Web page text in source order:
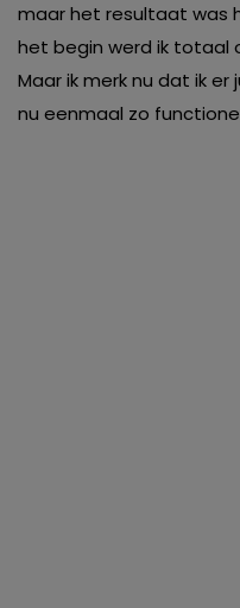
maar het resultaat was
het begin werd ik totaal
Maar ik merk nu dat ik
nu eenmaal zo